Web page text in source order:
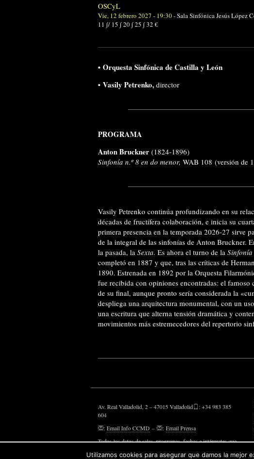
OSCyL
Vie, 12 febrero 2027 - 19:30-Sala Sinfónica Jesús López
11 ∫/ 15 ∫ 20 ∫ 25 ∫ 32 €
• Orquesta Sinfónica de Castilla y León
• Vasily Petrenko, director
PROGRAMA
Anton Bruckner (1824-1896)
Sinfonía n.º 8 en do menor, WAB 108 (versión de
Vasily Petrenko continúa profundizando en su
décadas de fructífera colaboración, e inicia su
primera presencia en la temporada 2026-27 sirve
de la integral de las sinfonías de Anton Bruckner.
la pasada, la Sexta. Es ahora el turno de la Sinfonía
completó en 1887 y que, tras las críticas de
1890. Estrenada en 1892 por la Orquesta
fue recibida con opiniones encontradas: el
de su final, aunque pronto sería considerada la
despliega una arquitectura monumental, con un
una escritura que alterna tensión dramática y
movimientos más estremecedores del repertorio
Av. Real Valladolid, 2 – 47015 Valladolid
: +34 983 385
604
:Email Info CCMD – : Email Prensa
Todos los datos de salas, programas, fechas e intérpretes que
Utilizamos cookies para asegurar que damos la